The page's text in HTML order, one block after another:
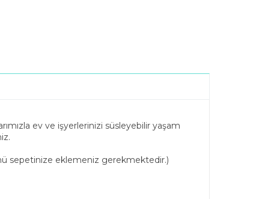
ev ve işyerlerinizi süsleyebilir yaşam
sepetinize eklemeniz gerekmektedir.)